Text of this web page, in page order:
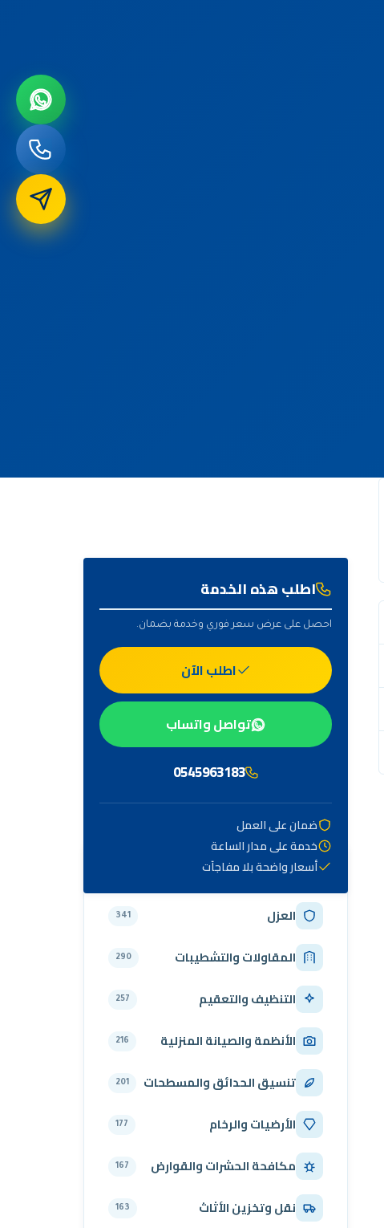
اطلب هذه الخدمة
احصل على عرض سعر فوري وخدمة بضمان.
اطلب الآن
تواصل واتساب
0545963183
ضمان على العمل
خدمة على مدار الساعة
أسعار واضحة بلا مفاجآت
أهم التصنيفات
العزل 341
المقاولات والتشطيبات 290
التنظيف والتعقيم 257
الأنظمة والصيانة المنزلية 216
تنسيق الحدائق والمسطحات 201
الأرضيات والرخام 177
مكافحة الحشرات والقوارض 167
نقل وتخزين الأثاث 163